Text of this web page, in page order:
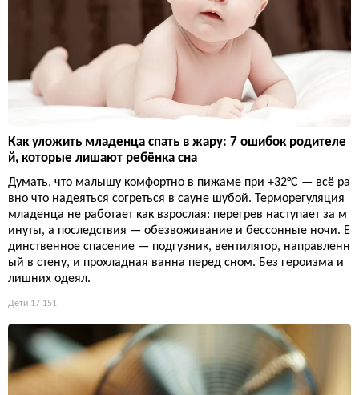
Как уложить младенца спать в жару: 7 ошибок родителе
й, которые лишают ребёнка сна
Думать, что малышу комфортно в пижаме при +32°C — всё ра
вно что надеяться согреться в сауне шубой. Терморегуляция
младенца не работает как взрослая: перегрев наступает за м
инуты, а последствия — обезвоживание и бессонные ночи. Е
динственное спасение — подгузник, вентилятор, направленн
ый в стену, и прохладная ванна перед сном. Без героизма и
лишних одеял.
Дети 17 151